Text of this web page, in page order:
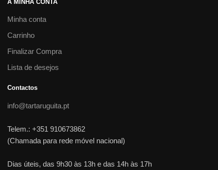
A MINHA CONTA
Minha conta
Carrinho
Finalizar Compra
Lista de desejos
Contactos
info@tartaruguita.pt
Telem.: +351 910673862
(Chamada para rede móvel nacional)
Dias úteis, das 9h30 às 13h e das 14h às 17h